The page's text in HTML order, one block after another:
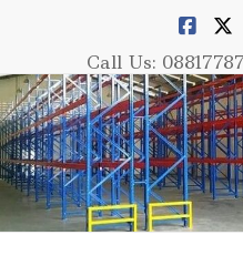
Call Us: